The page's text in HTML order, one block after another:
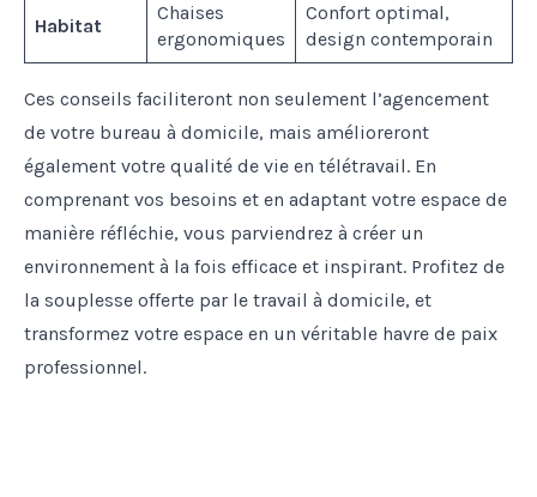
Habitat
Chaises
ergonomiques
Confort optimal,
design contemporain
Ces conseils faciliteront non seulement l’agencement
de votre bureau à domicile, mais amélioreront
également votre qualité de vie en télétravail. En
comprenant vos besoins et en adaptant votre espace de
manière réfléchie, vous parviendrez à créer un
environnement à la fois efficace et inspirant. Profitez de
la souplesse offerte par le travail à domicile, et
transformez votre espace en un véritable havre de paix
professionnel.